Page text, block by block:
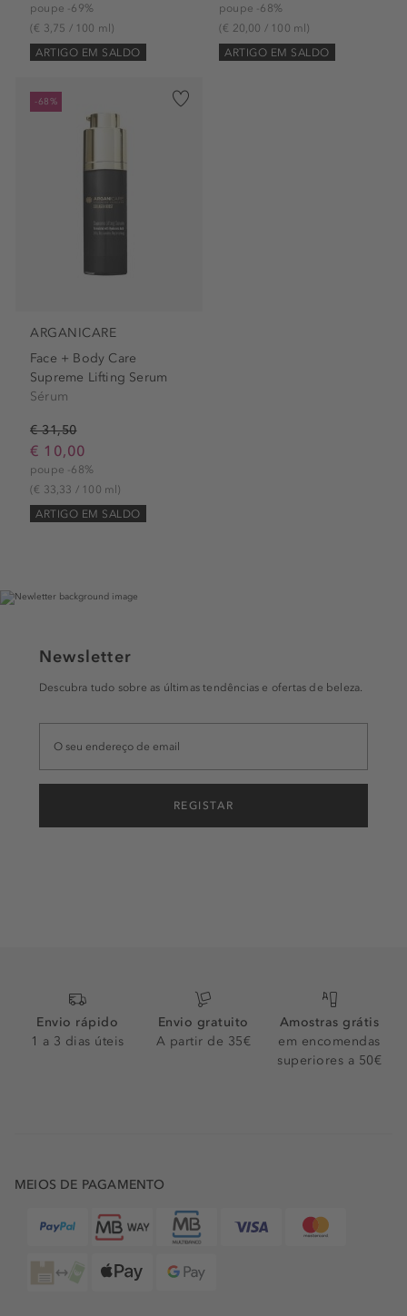
poupe -69%
(€ 3,75 / 100 ml)
ARTIGO EM SALDO
poupe -68%
(€ 20,00 / 100 ml)
ARTIGO EM SALDO
-68%
ARGANICARE
Face + Body Care
Supreme Lifting Serum
Sérum
€ 31,50
€ 10,00
poupe -68%
(€ 33,33 / 100 ml)
ARTIGO EM SALDO
Newsletter
Descubra tudo sobre as últimas tendências e ofertas de beleza.
REGISTAR
Envio rápido
1 a 3 dias úteis
Envio gratuito
A partir de 35€
Amostras grátis
em encomendas
superiores a 50€
MEIOS DE PAGAMENTO